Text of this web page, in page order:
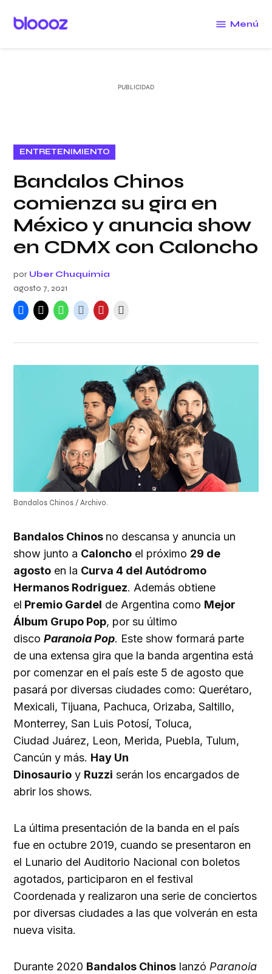
Menú
PUBLICADO
EN
ENTRETENIMIENTO
Bandalos Chinos
comienza su gira en
México y anuncia show
en CDMX con Caloncho
por Uber Chuquimia
agosto 7, 2021
Bandalos Chinos / Archivo.
Bandalos Chinos no descansa y anuncia un
show junto a Caloncho el próximo 29 de
agosto en la Curva 4 del Autódromo
Hermanos Rodriguez. Además obtiene
el Premio Gardel de Argentina como Mejor
Álbum Grupo Pop, por su último
discoParanoia Pop. Este show formará parte
de una extensa gira que la banda argentina está
por comenzar en el país este 5 de agosto que
pasará por diversas ciudades como: Querétaro,
Mexicali, Tijuana, Pachuca, Orizaba, Saltillo,
Monterrey, San Luis Potosí, Toluca,
Ciudad Juárez, Leon, Merida, Puebla, Tulum,
Cancún y más. Hay Un
Dinosaurio y Ruzzi serán los encargados de
abrir los shows.
La última presentación de la banda en el país
fue en octubre 2019, cuando se presentaron en
el Lunario del Auditorio Nacional con boletos
agotados, participaron en el festival
Coordenada y realizaron una serie de conciertos
por diversas ciudades a las que volverán en esta
nueva visita.
Durante 2020 Bandalos Chinos lanzóParanoia